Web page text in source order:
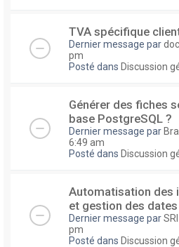
TVA spécifique
Dernier message pardoc
pm
Posté dans Discussion
Générer des fiches
base PostgreSQL ?
Dernier message par
6:49 am
Posté dans Discussion
Automatisation des
et gestion des dates
Dernier message parSRI
pm
Posté dans Discussion